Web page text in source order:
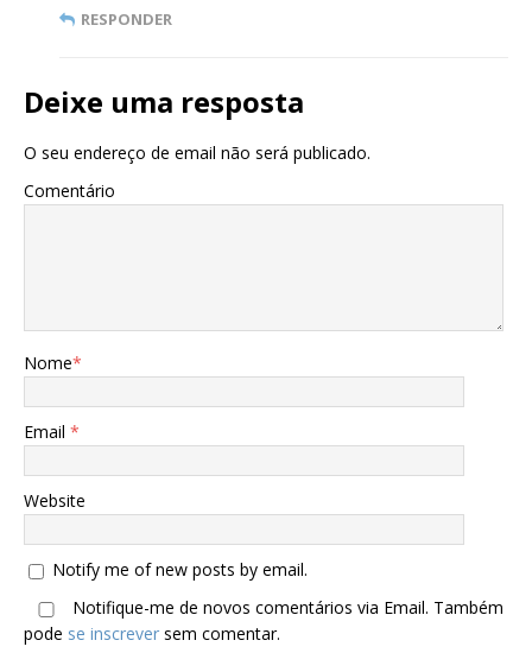
RESPONDER
Deixe uma resposta
O seu endereço de email não será publicado.
Comentário
Nome*
Email *
Website
Notify me of new posts by email.
Notifique-me de novos comentários via Email. Também
pode se inscrever sem comentar.